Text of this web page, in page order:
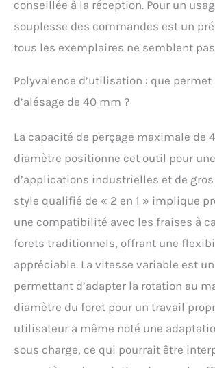
conseillée à la réception. Pour un
souplesse des commandes est un
tous les exemplaires ne semblent
Polyvalence d’utilisation : que
d’alésage de 40 mm ?
La capacité de perçage maximale de
diamètre positionne cet outil pour
d’applications industrielles et de gros
style qualifié de « 2 en 1 » implique
une compatibilité avec les fraises à
forets traditionnels, offrant une
appréciable. La vitesse variable est
permettant d’adapter la rotation au
diamètre du foret pour un travail
utilisateur a même noté une
sous charge, ce qui pourrait être